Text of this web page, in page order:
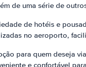
de uma série de
de hotéis e
no aeroporto,
para quem deseja
e confortável